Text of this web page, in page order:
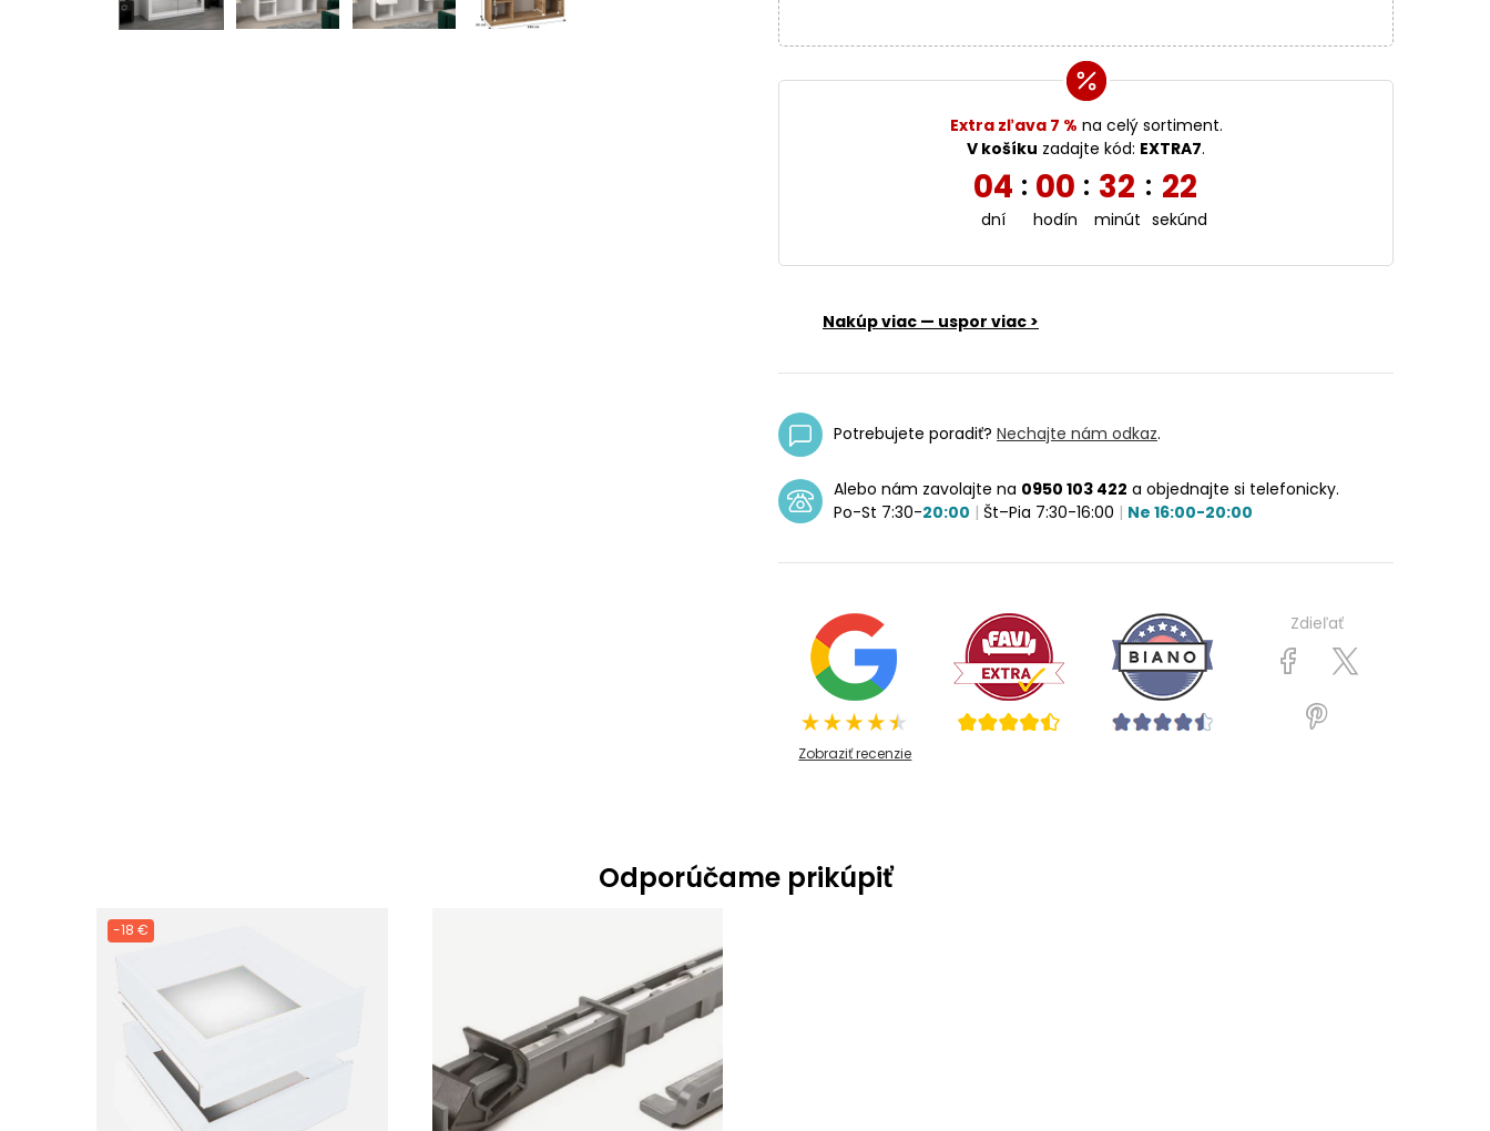
Extra zľava 7 % na celý sortiment.
V košíku zadajte kód: EXTRA7.
04
dní
: 00
hodín
: 32
minút
: 20
sekúnd
Nakúp viac — uspor viac >
Potrebujete poradiť? Nechajte nám odkaz.
Alebo nám zavolajte na 0950 103 422 a objednajte si telefonicky.
Po-St 7:30-20:00 | Št–Pia 7:30-16:00 | Ne 16:00-20:00
Zobraziť recenzie
Zdieľať
Odporúčame prikúpiť
-18 €